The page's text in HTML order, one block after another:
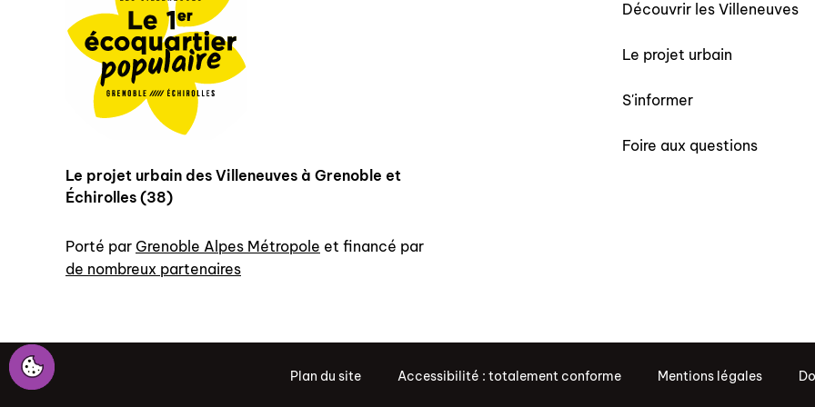
Le projet urbain des Villeneuves à Grenoble et
Échirolles (38)
Porté par Grenoble Alpes Métropole et financé par
de nombreux partenaires
Découvrir les Villeneuves
Le projet urbain
S'informer
Foire aux questions
Plan du site Accessibilité : totalement conforme Mentions légales